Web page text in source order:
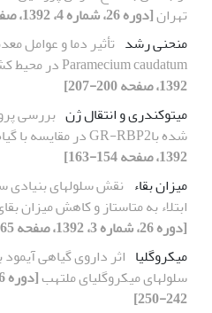
تهران[دوره 26، شماره 4، 1392، صفحه 491-498]
منحنی رشد تأثیر دما و عوامل
Paramecium caudatum در محیط کشت مخمر
1392، صفحه 200-207]
میتوکندری و انتقال ژن بررسی
شده باGR-RBP2 در مقایسه با گیاه وحشی
1392، صفحه 154-163]
میزان بقاء نقش سلولهای
ابتلاء به متاستاز و کاهش میزان
[دوره 26، شماره 3، 1392، صفحه 365-377]
میکروگلیا اثر داروی گیاهی
سلولهای میکروگلیای ملتهب
242-250]